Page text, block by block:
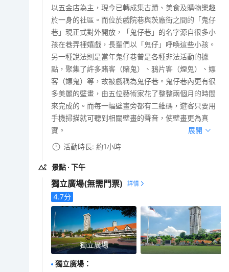
以五金店為主，現今已轉成集古蹟、美食及購物樂趣
於一身的社區。而位於戲院巷與茨廠街之間的「鬼仔
巷」現正式對外開放，「鬼仔巷」的名字源自很多小
孩在巷弄裡嬉戲，長輩們以「鬼仔」呼喚這些小孩。
另一種說法則是當年鬼仔巷曾是各種非法活動的據
點，聚集了許多賭客（賭鬼）、鴉片客（煙鬼）、嫖
客（嫖鬼）等，故被戲稱為鬼仔巷。鬼仔巷內更有很
多美麗的壁畫，由五位藝術家花了整整兩個月的時間
來完成的。而每一幅壁畫旁都有二維碼，遊客只要用
手機掃描就可聽到相關壁畫的聲音，使壁畫更為真
實。
展開
活動時長: 約1小時
景點 · 下午
獨立廣場(無需門票)
4.7分
獨立廣場
獨立廣場 ：